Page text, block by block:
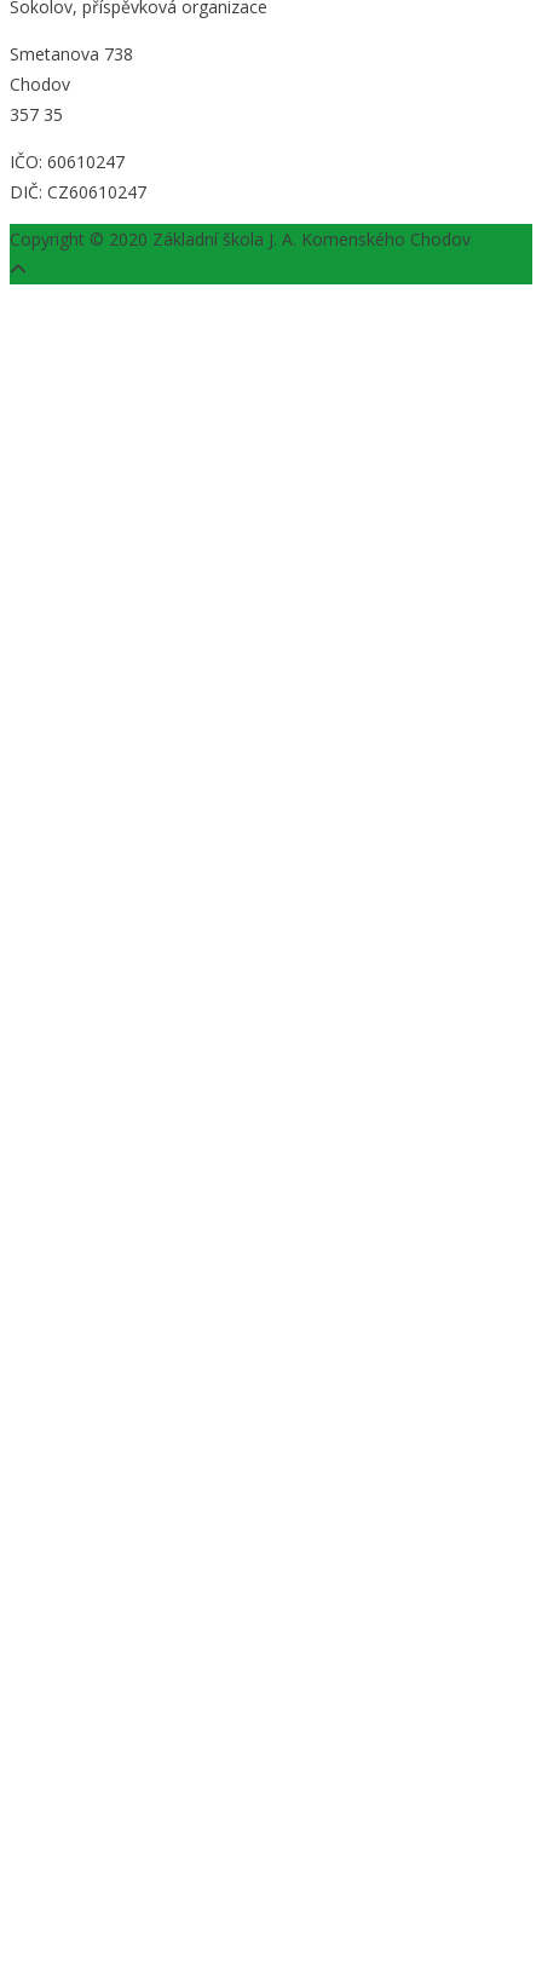
Sokolov, příspěvková organizace
Smetanova 738
Chodov
357 35
IČO: 60610247
DIČ: CZ60610247
Copyright © 2020 Základní škola J. A. Komenského Chodov